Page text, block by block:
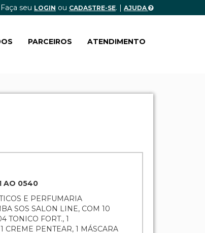
seu LOGIN ou CADASTRE-SE. | AJUDA
PARCEIROS ATENDIMENTO
AO 0540
E PERFUMARIA
SOS SALON LINE, COM 10
TONICO FORT., 1
CREME PENTEAR, 1 MÁSCARA